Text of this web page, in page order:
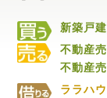
新築戸建
不動産
不動産
ララハ